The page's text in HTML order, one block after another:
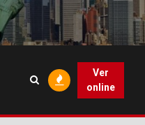
Ver
online